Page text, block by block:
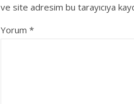
ve site adresim bu tarayıcıya
Yorum *